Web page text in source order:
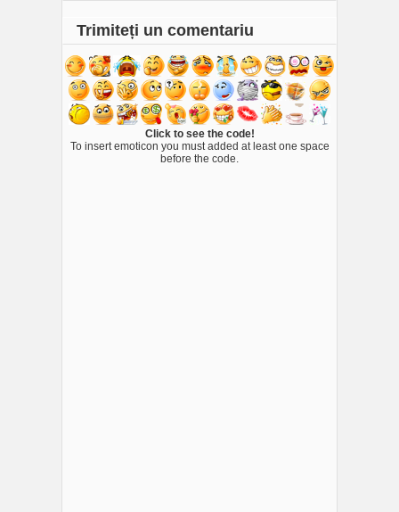
Trimiteți un comentariu
Click to see the code!
To insert emoticon you must added at least one space
before the code.